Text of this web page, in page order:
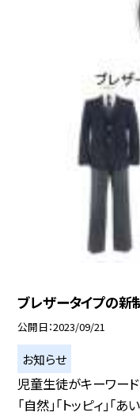
ブレザータイプの新
公開日 2023/09/21
お知らせ
児童生徒がキーワード
「自然」「トッピィ」「あ